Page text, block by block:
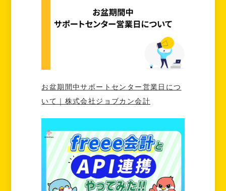
お盆期間中サポートセンター営業日につ
いて｜株式会社ジョブカン会計